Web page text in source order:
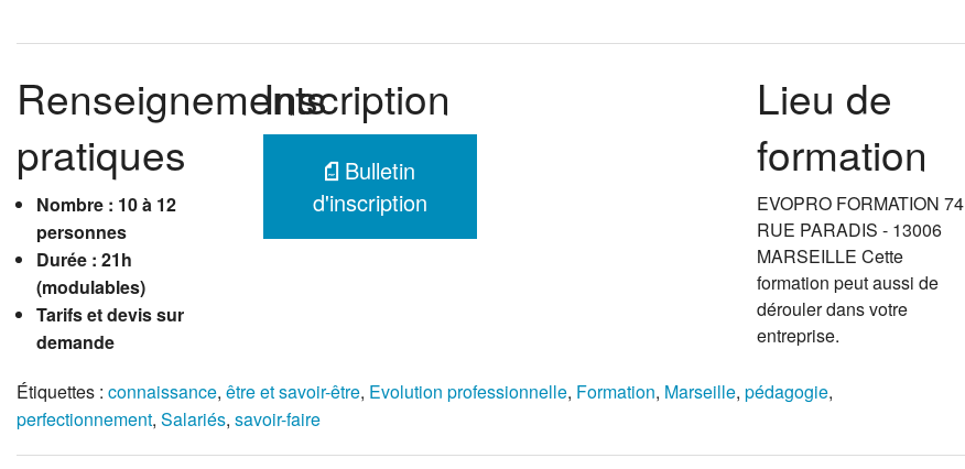
Renseignements
pratiques
Nombre : 10 à 12
personnes
Durée : 21h
(modulables)
Tarifs et devis sur
demande
Inscription
Bulletin
d'inscription
Lieu de
formation
EVOPRO FORMATION 74
RUE PARADIS - 13006
MARSEILLE Cette
formation peut aussi de
dérouler dans votre
entreprise.
Étiquettes : connaissance, être et savoir-être, Evolution professionnelle, Formation, Marseille, pédagogie,
perfectionnement, Salariés, savoir-faire